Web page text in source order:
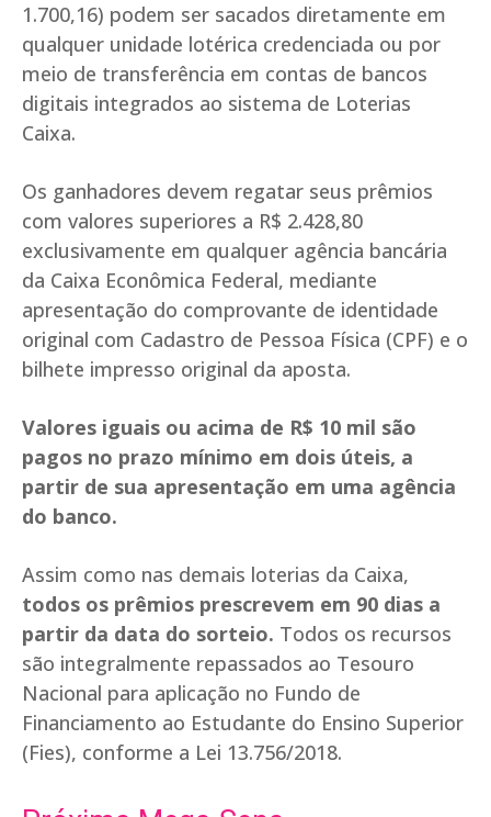
1.700,16) podem ser sacados diretamente em
qualquer unidade lotérica credenciada ou por
meio de transferência em contas de bancos
digitais integrados ao sistema de Loterias
Caixa.
Os ganhadores devem regatar seus prêmios
com valores superiores a R$ 2.428,80
exclusivamente em qualquer agência bancária
da Caixa Econômica Federal, mediante
apresentação do comprovante de identidade
original com Cadastro de Pessoa Física (CPF) e o
bilhete impresso original da aposta.
Valores iguais ou acima de R$ 10 mil são
pagos no prazo mínimo em dois úteis, a
partir de sua apresentação em uma agência
do banco.
Assim como nas demais loterias da Caixa,
todos os prêmios prescrevem em 90 dias a
partir da data do sorteio. Todos os recursos
são integralmente repassados ao Tesouro
Nacional para aplicação no Fundo de
Financiamento ao Estudante do Ensino Superior
(Fies), conforme a Lei 13.756/2018.